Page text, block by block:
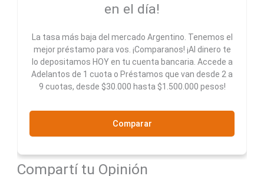
en el día!
La tasa más baja del mercado Argentino. Tenemos el
mejor préstamo para vos. ¡Comparanos! ¡Al dinero te
lo depositamos HOY en tu cuenta bancaria. Accede a
Adelantos de 1 cuota o Préstamos que van desde 2 a
9 cuotas, desde $30.000 hasta $1.500.000 pesos!
Comparar
Compartí tu Opinión